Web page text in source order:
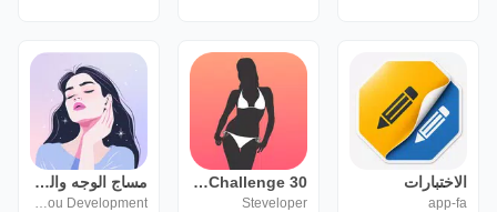
الاختبارات
app-fa
30 Day Bikini Body Challenge
Steveloper
مساج الوجه والعناية بالبشرة
forYou Development